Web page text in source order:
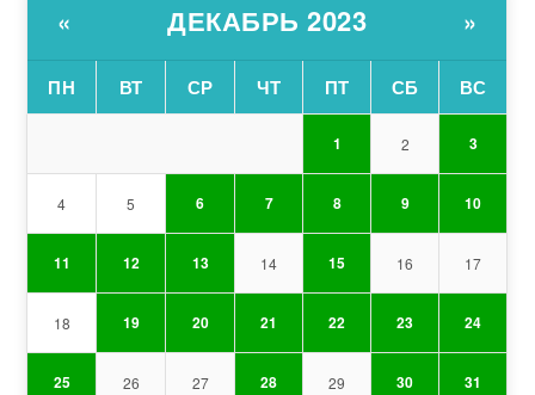
« ДЕКАБРЬ 2023 »
ПН ВТ СР ЧТ ПТ СБ ВС
1 2 3
4 5 6 7 8 9 10
11 12 13 14 15 16 17
18 19 20 21 22 23 24
25 26 27 28 29 30 31